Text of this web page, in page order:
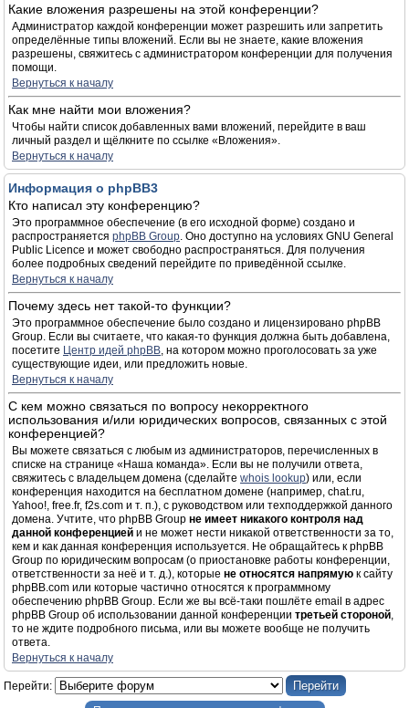
Какие вложения разрешены на этой конференции?
Администратор каждой конференции может разрешить или запретить
определённые типы вложений. Если вы не знаете, какие вложения
разрешены, свяжитесь с администратором конференции для получения
помощи.
Вернуться к началу
Как мне найти мои вложения?
Чтобы найти список добавленных вами вложений, перейдите в ваш
личный раздел и щёлкните по ссылке «Вложения».
Вернуться к началу
Информация о phpBB3
Кто написал эту конференцию?
Это программное обеспечение (в его исходной форме) создано и
распространяется phpBB Group. Оно доступно на условиях GNU General
Public Licence и может свободно распространяться. Для получения
более подробных сведений перейдите по приведённой ссылке.
Вернуться к началу
Почему здесь нет такой-то функции?
Это программное обеспечение было создано и лицензировано phpBB
Group. Если вы считаете, что какая-то функция должна быть добавлена,
посетите Центр идей phpBB, на котором можно проголосовать за уже
существующие идеи, или предложить новые.
Вернуться к началу
С кем можно связаться по вопросу некорректного
использования и/или юридических вопросов, связанных с этой
конференцией?
Вы можете связаться с любым из администраторов, перечисленных в
списке на странице «Наша команда». Если вы не получили ответа,
свяжитесь с владельцем домена (сделайте whois lookup) или, если
конференция находится на бесплатном домене (например, chat.ru,
Yahoo!, free.fr, f2s.com и т. п.), с руководством или техподдержкой данного
домена. Учтите, что phpBB Group не имеет никакого контроля над
данной конференцией и не может нести никакой ответственности за то,
кем и как данная конференция используется. Не обращайтесь к phpBB
Group по юридическим вопросам (о приостановке работы конференции,
ответственности за неё и т. д.), которые не относятся напрямую к сайту
phpBB.com или которые частично относятся к программному
обеспечению phpBB Group. Если же вы всё-таки пошлёте email в адрес
phpBB Group об использовании данной конференции третьей стороной,
то не ждите подробного письма, или вы можете вообще не получить
ответа.
Вернуться к началу
Перейти: